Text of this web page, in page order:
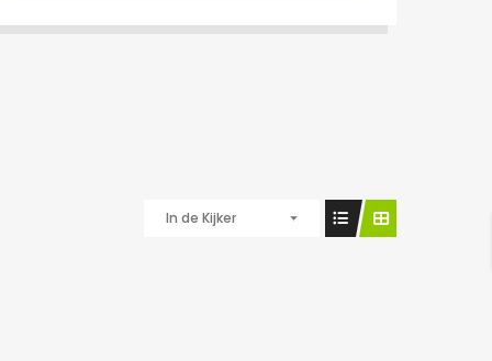
In de Kijker